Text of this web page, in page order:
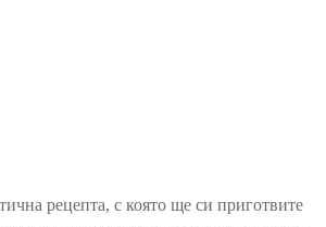
рецепта, с която ще си приготвите